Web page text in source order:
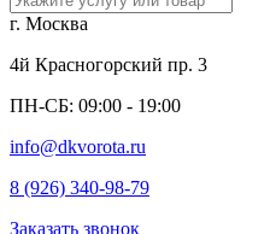
г. Москва
4й Красногорский пр. 3
ПН-СБ: 09:00 - 19:00
info@dkvorota.ru
8 (926) 340-98-79
Заказать звонок